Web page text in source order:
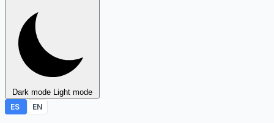
Dark mode Light mode
ES
EN